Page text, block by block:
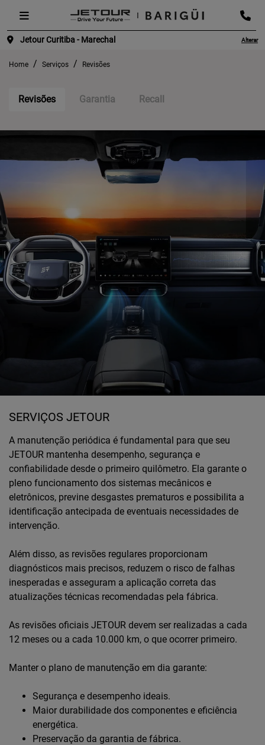
Jetour Curitiba - Marechal Alterar
Home Serviços Revisões
Revisões Garantia Recall
SERVIÇOS JETOUR
A manutenção periódica é fundamental para que seu
JETOUR mantenha desempenho, segurança e
confiabilidade desde o primeiro quilômetro. Ela garante o
pleno funcionamento dos sistemas mecânicos e
eletrônicos, previne desgastes prematuros e possibilita a
identificação antecipada de eventuais necessidades de
intervenção.
Além disso, as revisões regulares proporcionam
diagnósticos mais precisos, reduzem o risco de falhas
inesperadas e asseguram a aplicação correta das
atualizações técnicas recomendadas pela fábrica.
As revisões oficiais JETOUR devem ser realizadas a cada
12 meses ou a cada 10.000 km, o que ocorrer primeiro.
Manter o plano de manutenção em dia garante:
Segurança e desempenho ideais.
Maior durabilidade dos componentes e eficiência
energética.
Preservação da garantia de fábrica.